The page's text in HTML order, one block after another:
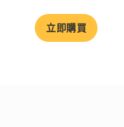
立即購買